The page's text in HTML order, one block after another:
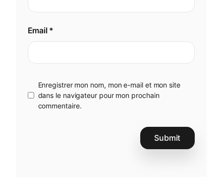
Email *
Enregistrer mon nom, mon e-mail et mon site
dans le navigateur pour mon prochain
commentaire.